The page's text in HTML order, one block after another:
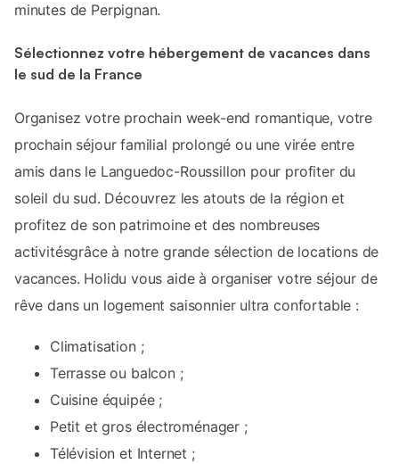
minutes de Perpignan.
Sélectionnez votre hébergement de vacances dans
le sud de la France
Organisez votre prochain week-end romantique, votre
prochain séjour familial prolongé ou une virée entre
amis dans le Languedoc-Roussillon pour profiter du
soleil du sud. Découvrez les atouts de la région et
profitez de son patrimoine et des nombreuses
activitésgrâce à notre grande sélection de locations de
vacances. Holidu vous aide à organiser votre séjour de
rêve dans un logement saisonnier ultra confortable :
Climatisation ;
Terrasse ou balcon ;
Cuisine équipée ;
Petit et gros électroménager ;
Télévision et Internet ;